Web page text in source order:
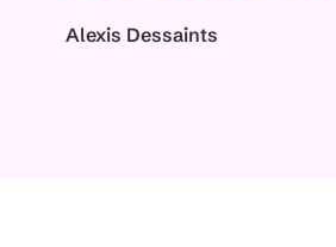
Alexis Dessaints